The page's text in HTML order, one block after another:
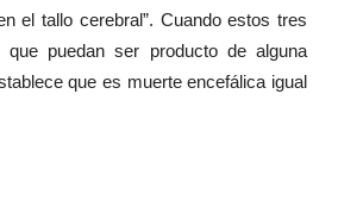
el tallo cerebral”. Cuando estos tres
puedan ser producto de alguna
que es muerte encefálica igual